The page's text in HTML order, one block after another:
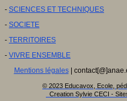
- SCIENCES ET TECHNIQUES
- SOCIETE
- TERRITOIRES
- VIVRE ENSEMBLE
Mentions légales|
© 2023 Educavox, Ecole,
Creation Sylvie CECI -